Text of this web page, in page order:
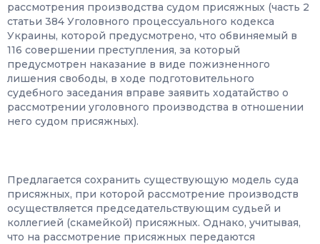
рассмотрения производства судом присяжных (часть 2
статьи 384 Уголовного процессуального кодекса
Украины, которой предусмотрено, что обвиняемый в
116 совершении преступления, за который
предусмотрен наказание в виде пожизненного
лишения свободы, в ходе подготовительного
судебного заседания вправе заявить ходатайство о
рассмотрении уголовного производства в отношении
него судом присяжных).
Предлагается сохранить существующую модель суда
присяжных, при которой рассмотрение производств
осуществляется председательствующим судьей и
коллегией (скамейкой) присяжных. Однако, учитывая,
что на рассмотрение присяжных передаются